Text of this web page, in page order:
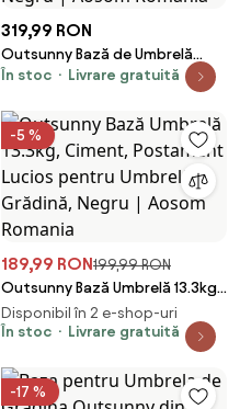
319,99 RON
Outsunny Bază de Umbrelă
Rotundă din Plastic Rezistent
Stabilitate, Ușor de Mutat,
Negru | Aosom Romania
În stoc Livrare gratuită
-5 %
189,99 RON199,99 RON
Outsunny Bază Umbrelă 13.3kg,
Ciment, Postament Lucios
pentru Umbrelă Grădină, Negru
Disponibil în 2 e-shop-uri
În stoc
Livrare gratuită
-17 %